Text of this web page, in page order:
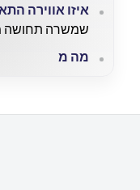
איזו אווירה
שמשרה תחושה
מה מ